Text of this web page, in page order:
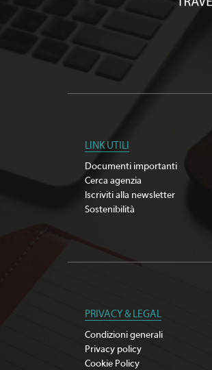
LINK UTILI
Documenti importanti
Cerca agenzia
Iscriviti alla newsletter
Sostenibilità
PRIVACY & LEGAL
Condizioni generali
Privacy policy
Cookie Policy